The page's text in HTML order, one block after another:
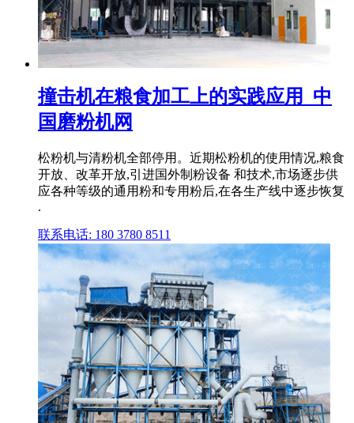
撞击机在粮食加工上的实践应用_中
国磨粉机网
松粉机与清粉机全部停用。近期松粉机的使用情况,粮食
开放、改革开放,引进国外制粉设备 和技术,市场逐步供
应各种等级的通用粉和专用粉后,在各生产线中逐步恢复
.
联系电话: 180 3780 8511